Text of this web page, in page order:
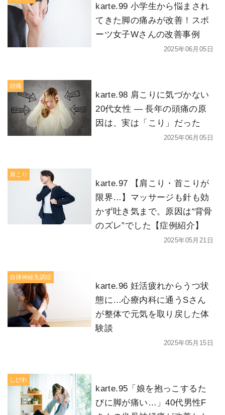
karte.99 小学生から悩まされ
てきた脚の痛みが改善！スポ
ーツ女子Wさんの改善事例
2025年06月05日
頭痛
karte.98 肩こりに気づかない
20代女性 ― 長年の頭痛の原
因は、実は「こり」だった
2025年06月05日
肩こり
karte.97 【肩こり・首こりが
限界…】マッサージも針も効
かず吐き気まで。原因は“背骨
のズレ”でした【症例紹介】
2025年05月21日
自律神経失調症
karte.96 妊活疲れからうつ状
態に…心療内科に通うSさん
が整体で元気を取り戻した体
験談
2025年05月15日
しびれ
karte.95「娘を抱っこするた
びに脚が痛い…」40代男性F